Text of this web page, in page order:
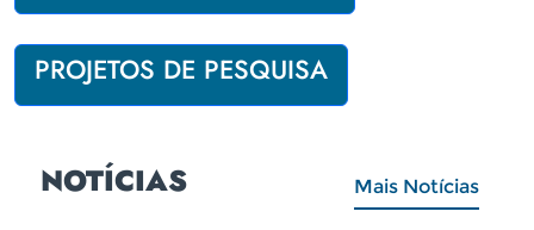
PROJETOS DE PESQUISA
NOTÍCIAS Mais Notícias